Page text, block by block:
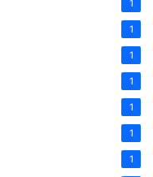
1
1
1
1
1
1
1